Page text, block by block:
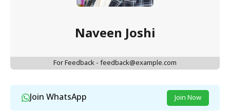
Naveen Joshi
For Feedback - feedback@example.com
Join WhatsApp Join Now